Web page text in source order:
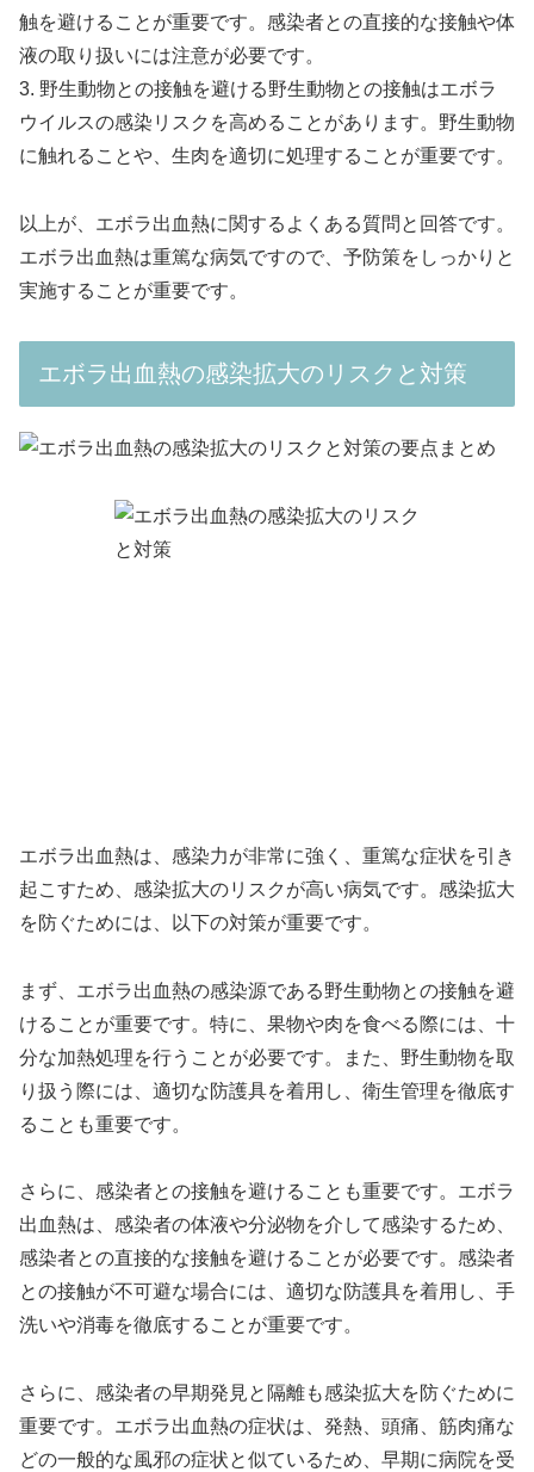
触を避けることが重要です。感染者との直接的な接触や体
液の取り扱いには注意が必要です。
3. 野生動物との接触を避ける野生動物との接触はエボラ
ウイルスの感染リスクを高めることがあります。野生動物
に触れることや、生肉を適切に処理することが重要です。
以上が、エボラ出血熱に関するよくある質問と回答です。
エボラ出血熱は重篤な病気ですので、予防策をしっかりと
実施することが重要です。
エボラ出血熱の感染拡大のリスクと対策
エボラ出血熱は、感染力が非常に強く、重篤な症状を引き
起こすため、感染拡大のリスクが高い病気です。感染拡大
を防ぐためには、以下の対策が重要です。
まず、エボラ出血熱の感染源である野生動物との接触を避
けることが重要です。特に、果物や肉を食べる際には、十
分な加熱処理を行うことが必要です。また、野生動物を取
り扱う際には、適切な防護具を着用し、衛生管理を徹底す
ることも重要です。
さらに、感染者との接触を避けることも重要です。エボラ
出血熱は、感染者の体液や分泌物を介して感染するため、
感染者との直接的な接触を避けることが必要です。感染者
との接触が不可避な場合には、適切な防護具を着用し、手
洗いや消毒を徹底することが重要です。
さらに、感染者の早期発見と隔離も感染拡大を防ぐために
重要です。エボラ出血熱の症状は、発熱、頭痛、筋肉痛な
どの一般的な風邪の症状と似ているため、早期に病院を受